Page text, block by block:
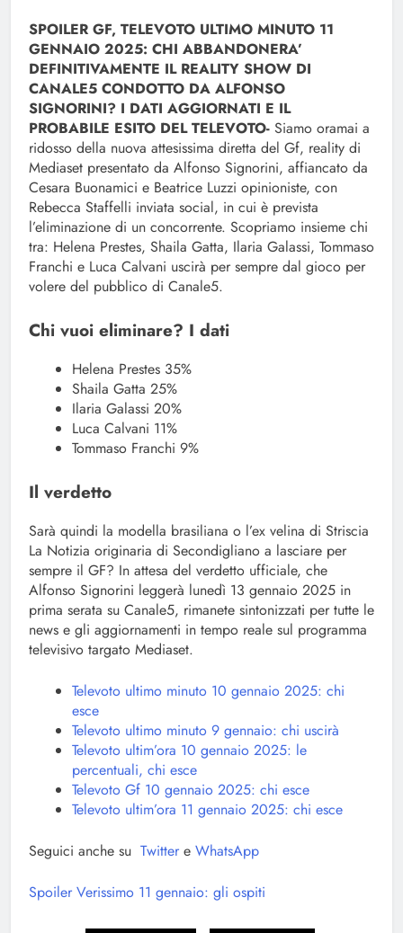
SPOILER GF, TELEVOTO ULTIMO MINUTO 11
GENNAIO 2025: CHI ABBANDONERA’
DEFINITIVAMENTE IL REALITY SHOW DI
CANALE5 CONDOTTO DA ALFONSO
SIGNORINI? I DATI AGGIORNATI E IL
PROBABILE ESITO DEL TELEVOTO- Siamo oramai a
ridosso della nuova attesissima diretta del Gf, reality di
Mediaset presentato da Alfonso Signorini, affiancato da
Cesara Buonamici e Beatrice Luzzi opinioniste, con
Rebecca Staffelli inviata social, in cui è prevista
l’eliminazione di un concorrente. Scopriamo insieme chi
tra: Helena Prestes, Shaila Gatta, Ilaria Galassi, Tommaso
Franchi e Luca Calvani uscirà per sempre dal gioco per
volere del pubblico di Canale5.
Chi vuoi eliminare? I dati
Helena Prestes 35%
Shaila Gatta 25%
Ilaria Galassi 20%
Luca Calvani 11%
Tommaso Franchi 9%
Il verdetto
Sarà quindi la modella brasiliana o l’ex velina di Striscia
La Notizia originaria di Secondigliano a lasciare per
sempre il GF? In attesa del verdetto ufficiale, che
Alfonso Signorini leggerà lunedì 13 gennaio 2025 in
prima serata su Canale5, rimanete sintonizzati per tutte le
news e gli aggiornamenti in tempo reale sul programma
televisivo targato Mediaset.
Televoto ultimo minuto 10 gennaio 2025: chi
esce
Televoto ultimo minuto 9 gennaio: chi uscirà
Televoto ultim’ora 10 gennaio 2025: le
percentuali, chi esce
Televoto Gf 10 gennaio 2025: chi esce
Televoto ultim’ora 11 gennaio 2025: chi esce
Seguici anche su Twitter e WhatsApp
Spoiler Verissimo 11 gennaio: gli ospiti